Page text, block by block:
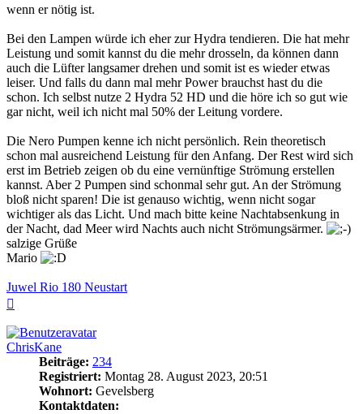
wenn er nötig ist.
Bei den Lampen würde ich eher zur Hydra tendieren. Die hat mehr
Leistung und somit kannst du die mehr drosseln, da können dann
auch die Lüfter langsamer drehen und somit ist es wieder etwas
leiser. Und falls du dann mal mehr Power brauchst hast du die
schon. Ich selbst nutze 2 Hydra 52 HD und die höre ich so gut wie
gar nicht, weil ich nicht mal 50% der Leitung vordere.
Die Nero Pumpen kenne ich nicht persönlich. Rein theoretisch
schon mal ausreichend Leistung für den Anfang. Der Rest wird sich
erst im Betrieb zeigen ob du eine vernünftige Strömung erstellen
kannst. Aber 2 Pumpen sind schonmal sehr gut. An der Strömung
bloß nicht sparen! Die ist genauso wichtig, wenn nicht sogar
wichtiger als das Licht. Und mach bitte keine Nachtabsenkung in
der Nacht, dad Meer wird Nachts auch nicht Strömungsärmer.
salzige Grüße
Mario
Juwel Rio 180 Neustart
ChrisKane
Beiträge: 234
Registriert: Montag 28. August 2023, 20:51
Wohnort: Gevelsberg
Kontaktdaten: